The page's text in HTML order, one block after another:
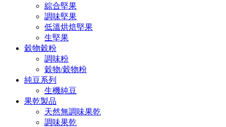
綜合堅果
調味堅果
低溫烘焙堅果
生堅果
穀物穀粉
調味粉
穀物/穀物粉
純豆系列
生機純豆
果乾製品
天然無調味果乾
調味果乾